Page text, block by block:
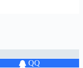
QQ